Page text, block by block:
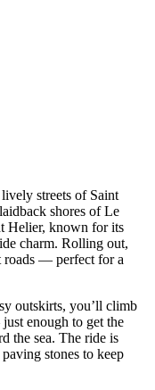
streets of Saint
shores of Le
Helier, known for its
charm. Rolling out,
roads — perfect for a
outskirts, you’ll climb
enough to get the
the sea. The ride is
stones to keep